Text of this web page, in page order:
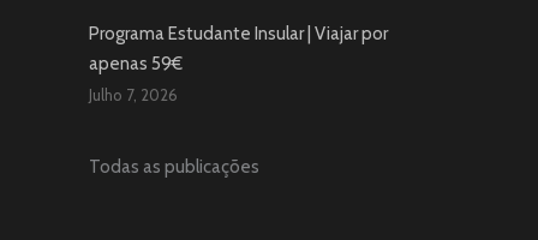
Programa Estudante Insular | Viajar por
apenas 59€
Julho 7, 2026
Todas as publicações